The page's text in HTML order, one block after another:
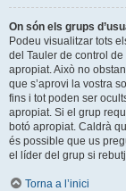
On són els grups
Podeu visualitzar tots
del Tauler de control
apropiat. Això no
que s’aprovi la vostra
fins i tot poden ser
apropiat. Si el grup
botó apropiat. Caldrà
és possible que us
el líder del grup si
Torna a l’inici